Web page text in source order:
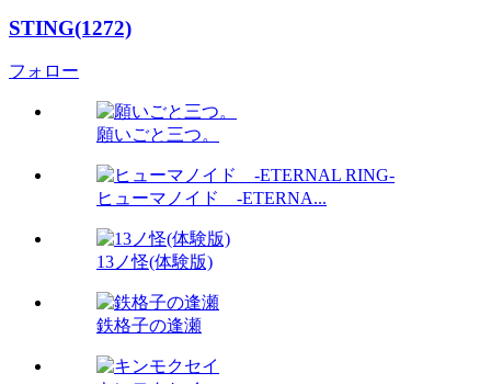
STING(1272)
フォロー
願いごと三つ。
ヒューマノイド -ETERNA...
13ノ怪(体験版)
鉄格子の逢瀬